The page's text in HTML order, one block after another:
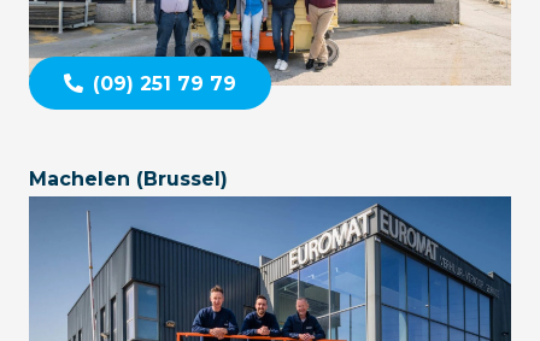
(09) 251 79 79
Machelen (Brussel)